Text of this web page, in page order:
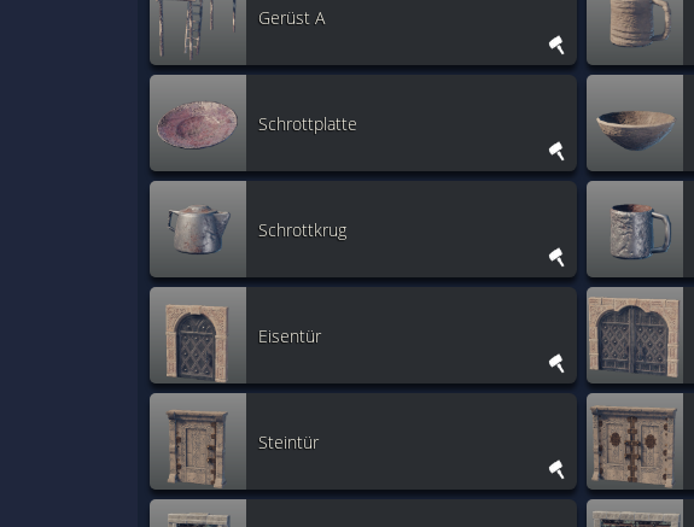
Gerüst A
Schrottplatte
Schrottkrug
Eisentür
Steintür